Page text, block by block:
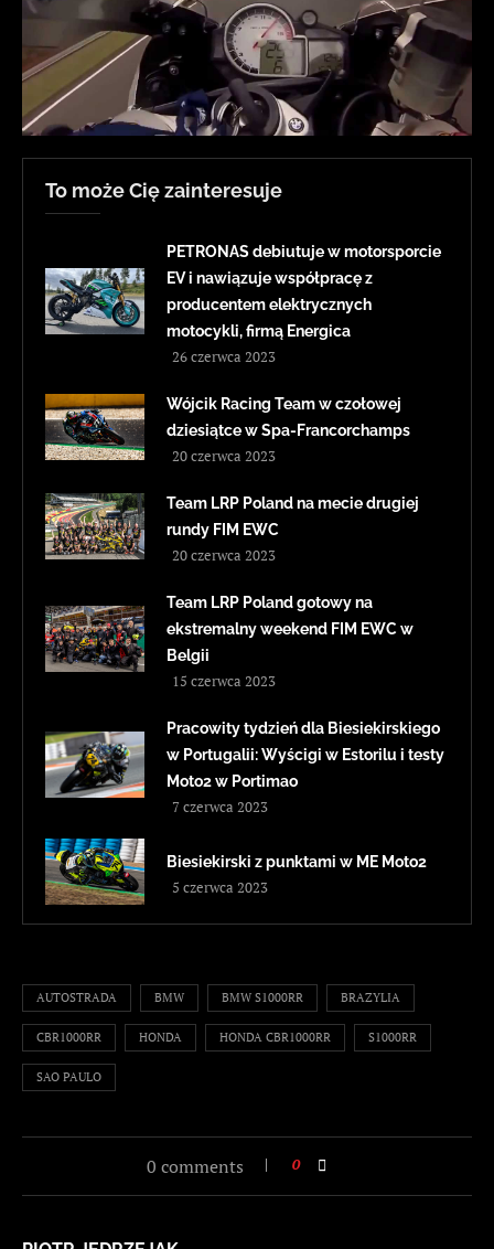
To może Cię zainteresuje
PETRONAS debiutuje w motorsporcie
EV i nawiązuje współpracę z
producentem elektrycznych
motocykli, firmą Energica
26 czerwca 2023
Wójcik Racing Team w czołowej
dziesiątce w Spa-Francorchamps
20 czerwca 2023
Team LRP Poland na mecie drugiej
rundy FIM EWC
20 czerwca 2023
Team LRP Poland gotowy na
ekstremalny weekend FIM EWC w
Belgii
15 czerwca 2023
Pracowity tydzień dla Biesiekirskiego
w Portugalii: Wyścigi w Estorilu i testy
Moto2 w Portimao
7 czerwca 2023
Biesiekirski z punktami w ME Moto2
5 czerwca 2023
AUTOSTRADA BMW BMW S1000RR BRAZYLIA
CBR1000RR HONDA HONDA CBR1000RR S1000RR
SAO PAULO
0 comments 0